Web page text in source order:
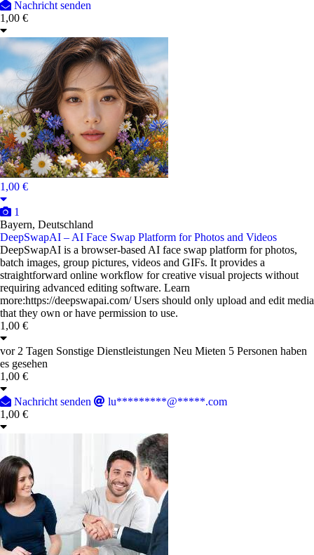
Nachricht senden
1,00 €
1,00 €
1
Bayern, Deutschland
DeepSwapAI – AI Face Swap Platform for Photos and Videos
DeepSwapAI is a browser-based AI face swap platform for photos,
batch images, group pictures, videos and GIFs. It provides a
straightforward online workflow for creative visual projects without
requiring advanced editing software. Learn
more:https://deepswapai.com/ Users should only upload and edit media
that they own or have permission to use.
1,00 €
vor 2 Tagen Sonstige Dienstleistungen Neu Mieten 5 Personen haben
es gesehen
1,00 €
Nachricht senden
lu*********@*****.com
1,00 €